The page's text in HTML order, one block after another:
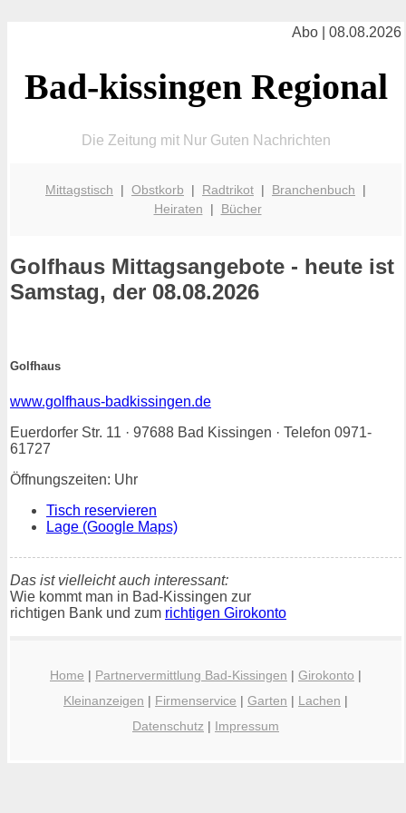
Abo | 08.08.2026
Bad-kissingen Regional
Die Zeitung mit Nur Guten Nachrichten
Mittagstisch | Obstkorb | Radtrikot | Branchenbuch |
Heiraten | Bücher
Golfhaus Mittagsangebote - heute ist
Samstag, der 08.08.2026
Golfhaus
www.golfhaus-badkissingen.de
Euerdorfer Str. 11 · 97688 Bad Kissingen · Telefon 0971-
61727
Öffnungszeiten: Uhr
Tisch reservieren
Lage (Google Maps)
Das ist vielleicht auch interessant:
Wie kommt man in Bad-Kissingen zur
richtigen Bank und zum richtigen Girokonto
Home | Partnervermittlung Bad-Kissingen | Girokonto |
Kleinanzeigen | Firmenservice | Garten | Lachen |
Datenschutz | Impressum